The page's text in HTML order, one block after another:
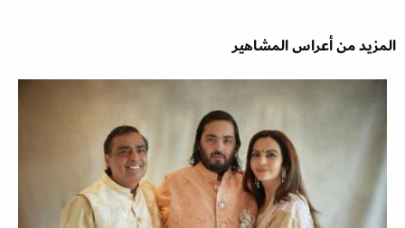
المزيد من أعراس المشاهير